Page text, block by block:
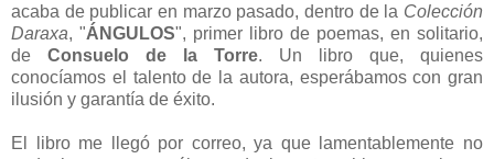
acaba de publicar en marzo pasado, dentro de la Colección
Daraxa, "ÁNGULOS", primer libro de poemas, en solitario,
de Consuelo de la Torre. Un libro que, quienes
conocíamos el talento de la autora, esperábamos con gran
ilusión y garantía de éxito.
El libro me llegó por correo, ya que lamentablemente no